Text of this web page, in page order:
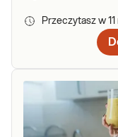
Przeczytasz w 11